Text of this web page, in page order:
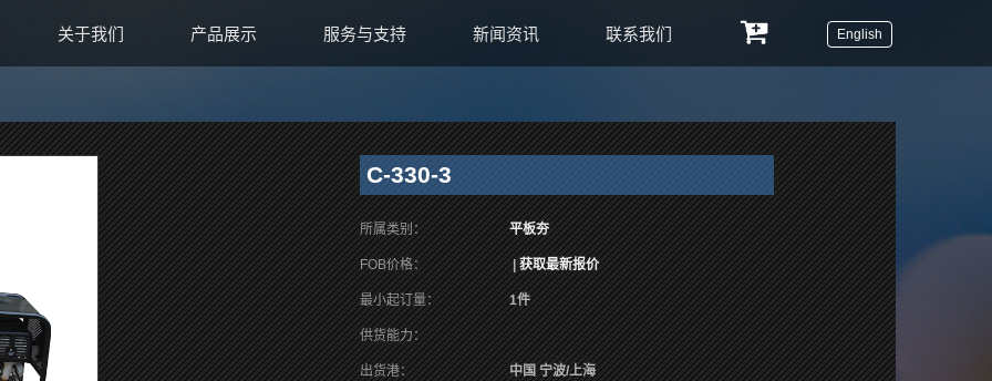
关于我们 产品展示 服务与支持 新闻资讯 联系我们 English
C-330-3
所属类别： 平板夯
FOB价格： |获取最新报价
最小起订量： 1件
供货能力：
出货港： 中国 宁波/上海